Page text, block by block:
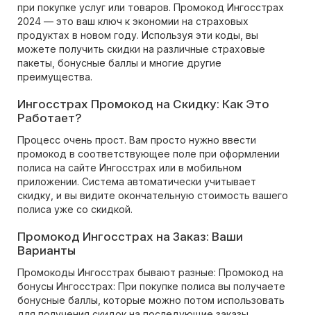
при покупке услуг или товаров. Промокод Ингосстрах
2024 — это ваш ключ к экономии на страховых
продуктах в новом году. Используя эти коды, вы
можете получить скидки на различные страховые
пакеты, бонусные баллы и многие другие
преимущества.
Ингосстрах Промокод на Скидку: Как Это
Работает?
Процесс очень прост. Вам просто нужно ввести
промокод в соответствующее поле при оформлении
полиса на сайте Ингосстрах или в мобильном
приложении. Система автоматически учитывает
скидку, и вы видите окончательную стоимость вашего
полиса уже со скидкой.
Промокод Ингосстрах на Заказ: Ваши
Варианты
Промокоды Ингосстрах бывают разные: Промокод на
бонусы Ингосстрах: При покупке полиса вы получаете
бонусные баллы, которые можно потом использовать